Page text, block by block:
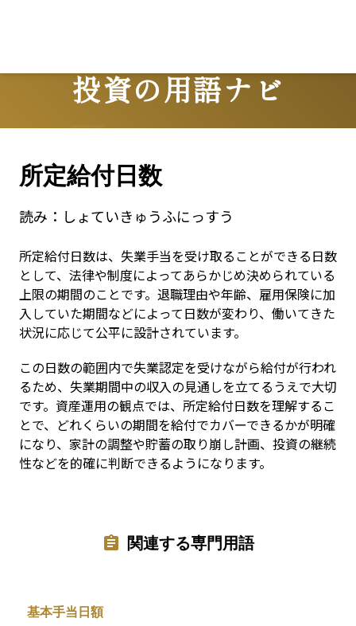
投資の用語ナビ
Terms
所定給付日数
読み： しょていきゅうふにっすう
所定給付日数は、失業手当を受け取ることができる日数
として、法律や制度によってあらかじめ決められている
上限の期間のことです。退職理由や年齢、雇用保険に加
入していた期間などによって日数が変わり、働いてきた
状況に応じて公平に設計されています。
この日数の範囲内で失業認定を受けながら給付が行われ
るため、失業期間中の収入の見通しを立てるうえで大切
です。資産運用の観点では、所定給付日数を理解するこ
とで、どれくらいの期間を給付でカバーできるかが明確
になり、家計の調整や貯蓄の取り崩し計画、投資の継続
性などを的確に判断できるようになります。
関連する専門用語
基本手当日額